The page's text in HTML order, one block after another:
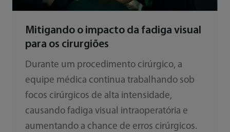
Mitigando o impacto da fadiga visual
para os cirurgiões
Durante um procedimento cirúrgico, a
equipe médica continua trabalhando sob
focos cirúrgicos de alta intensidade,
causando fadiga visual intraoperatória e
aumentando a chance de erros cirúrgicos.